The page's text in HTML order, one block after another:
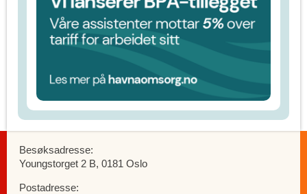
Besøksadresse:
Youngstorget 2 B, 0181 Oslo
Postadresse: